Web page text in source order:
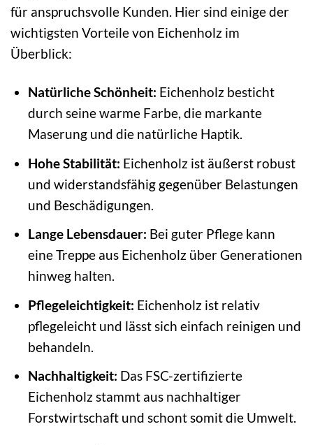
für anspruchsvolle Kunden. Hier sind einige der
wichtigsten Vorteile von Eichenholz im
Überblick:
Natürliche Schönheit: Eichenholz besticht
durch seine warme Farbe, die markante
Maserung und die natürliche Haptik.
Hohe Stabilität: Eichenholz ist äußerst robust
und widerstandsfähig gegenüber Belastungen
und Beschädigungen.
Lange Lebensdauer: Bei guter Pflege kann
eine Treppe aus Eichenholz über Generationen
hinweg halten.
Pflegeleichtigkeit: Eichenholz ist relativ
pflegeleicht und lässt sich einfach reinigen und
behandeln.
Nachhaltigkeit: Das FSC-zertifizierte
Eichenholz stammt aus nachhaltiger
Forstwirtschaft und schont somit die Umwelt.